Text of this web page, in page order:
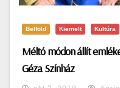
Belföld Kiemelt Kultúra
Méltó módon állít
Géza Színház